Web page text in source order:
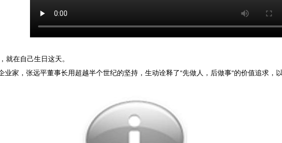
就在自己生日这天。
家，张远平董事长用超越半个世纪的坚持，生动诠释了“先做人，后做事“的价值追求，